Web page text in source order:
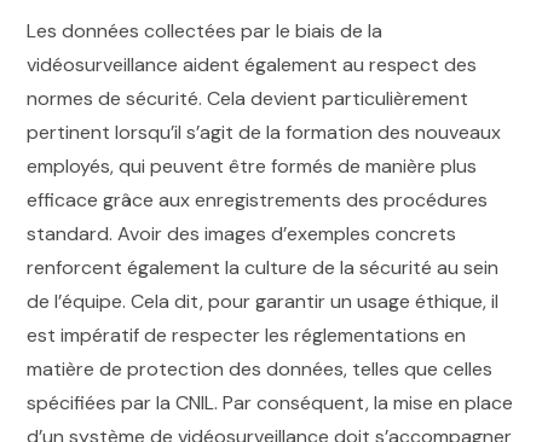
Les données collectées par le biais de la
vidéosurveillance aident également au respect des
normes de sécurité. Cela devient particulièrement
pertinent lorsqu’il s’agit de la formation des nouveaux
employés, qui peuvent être formés de manière plus
efficace grâce aux enregistrements des procédures
standard. Avoir des images d’exemples concrets
renforcent également la culture de la sécurité au sein
de l’équipe. Cela dit, pour garantir un usage éthique, il
est impératif de respecter les réglementations en
matière de protection des données, telles que celles
spécifiées par la CNIL. Par conséquent, la mise en place
d’un système de vidéosurveillance doit s’accompagner